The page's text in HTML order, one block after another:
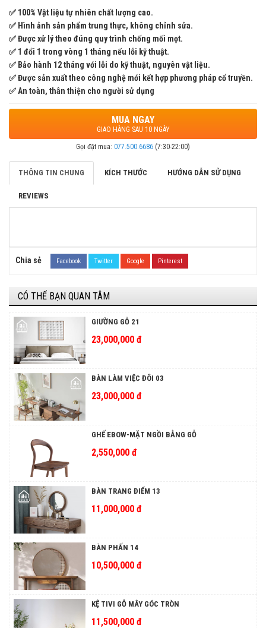
✅ 100% Vật liệu tự nhiên chất lượng cao.
✅ Hình ảnh sản phẩm trung thực, không chỉnh sửa.
✅ Được xử lý theo đúng quy trình chống mối mọt.
✅ 1 đổi 1 trong vòng 1 tháng nếu lỗi kỹ thuật.
✅ Bảo hành 12 tháng với lỗi do kỹ thuật, nguyên vật liệu.
✅ Được sản xuất theo công nghệ mới kết hợp phương pháp cổ truyền.
✅ An toàn, thân thiện cho người sử dụng
MUA NGAY
GIAO HÀNG SAU 10 NGÀY
Gọi đặt mua: 077.500.6686 (7:30-22:00)
THÔNG TIN CHUNG KÍCH THƯỚC HƯỚNG DẪN SỬ DỤNG
REVIEWS
Chia sẻ Facebook Twitter Google Pinterest
CÓ THỂ BẠN QUAN TÂM
GIƯỜNG GỖ 21
23,000,000 đ
BÀN LÀM VIỆC ĐÔI 03
23,000,000 đ
GHẾ EBOW-MẶT NGỒI BẰNG GỖ
2,550,000 đ
BÀN TRANG ĐIỂM 13
11,000,000 đ
BÀN PHẤN 14
10,500,000 đ
KỆ TIVI GỖ MÂY GÓC TRÒN
11,500,000 đ